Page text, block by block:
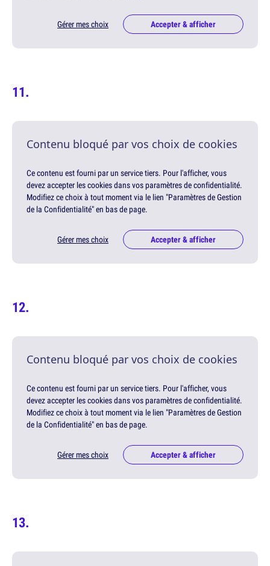
Gérer mes choix Accepter & afficher
Contenu bloqué par vos choix de cookies
Ce contenu est fourni par un service tiers. Pour l'afficher, vous
devez accepter les cookies dans vos paramètres de confidentialité.
Modifiez ce choix à tout moment via le lien "Paramètres de Gestion
de la Confidentialité" en bas de page.
Gérer mes choix Accepter & afficher
Contenu bloqué par vos choix de cookies
Ce contenu est fourni par un service tiers. Pour l'afficher, vous
devez accepter les cookies dans vos paramètres de confidentialité.
Modifiez ce choix à tout moment via le lien "Paramètres de Gestion
de la Confidentialité" en bas de page.
Gérer mes choix Accepter & afficher